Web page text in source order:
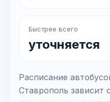
Быстрее всего
уточняется
Расписание
Ставрополь зависит